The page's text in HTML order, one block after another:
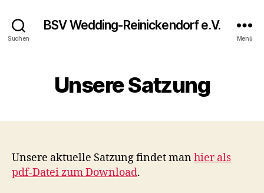
Suchen
BSV Wedding-Reinickendorf e.V.
Menü
Unsere Satzung
Unsere aktuelle Satzung findet manhier als
pdf-Datei zum Download.